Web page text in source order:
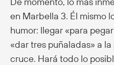
en Marbella 3. Él mismo
humor: llegar «para
«dar tres puñaladas» a
cruce. Hará todo lo